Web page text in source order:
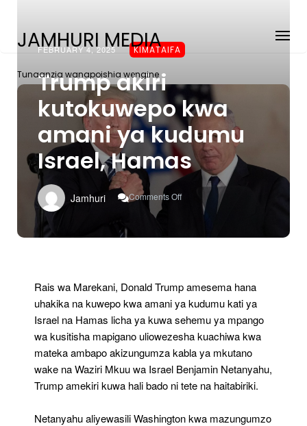
JAMHURI MEDIA
Tunaanzia wanapoishia wengine
FEBRUARY 4, 2025 KIMATAIFA
Trump akiri
kutokuwepo kwa
amani ya kudumu
Israel, Hamas
Jamhuri Comments Off
Trump
Israel,
Hamas
Rais wa Marekani, Donald Trump amesema hana
uhakika na kuwepo kwa amani ya kudumu kati ya
Israel na Hamas licha ya kuwa sehemu ya mpango
wa kusitisha mapigano uliowezesha kuachiwa kwa
mateka ambapo akizungumza kabla ya mkutano
wake na Waziri Mkuu wa Israel Benjamin Netanyahu,
Trump amekiri kuwa hali bado ni tete na haitabiriki.
Netanyahu aliyewasili Washington kwa mazungumzo